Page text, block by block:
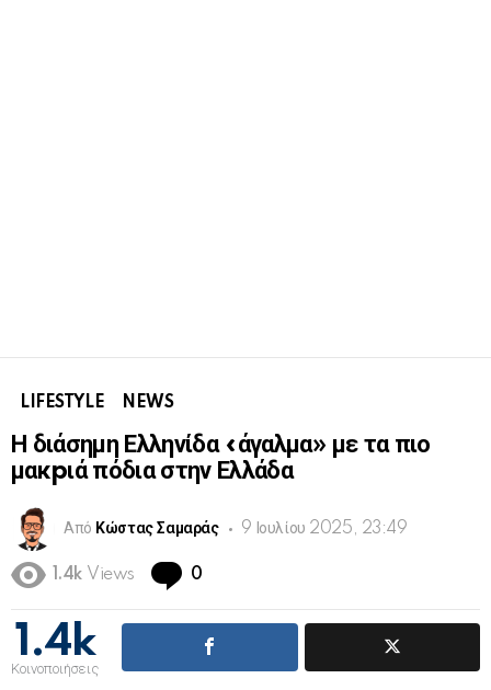
LIFESTYLE NEWS
Η διάσημη Ελληνίδα «άγαλμα» με τα πιο
μακpιά πόδια στην Ελλάδα
Από Κώστας Σαμαράς 9 Ιουλίου 2025, 23:49
1.4k Views 0
1.4k
Κοινοποιήσεις